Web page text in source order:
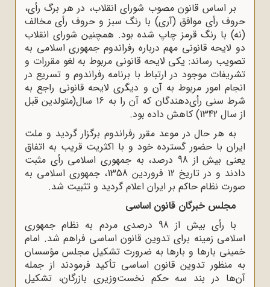
بر اساس قانون مصوب شوراى انقلاب، در هر برگ رأى،
حروف رأى موافق (آرى) با رنگ سبز و حروف رأى مخالف
(نه) با رنگ قرمز چاپ شده بود. همچنین شوراى انقلاب
دو لایحه‌ قانونى مهم درباره‌ رفراندوم جمهورى اسلامى به
تصویب رساند: یکی لایحه‌ قانونى مربوط به لغو مقررات و
تشریفات موجود در ارتباط با برنامه‌ رفراندوم و تسریع در
انجام امور مربوط به آن و دیگری لایحه‌ قانونى راجع به
شرط سنى رأی‌دهندگان که آن را به 16 سال(متولدین قبل
از سال 1342) کاهش داده بود.
به هر حال در موعد مقرر رفراندوم برگزار گردید و ملت
ایران با حضور گسترده‌ خود و با اکثریت قریب به اتفاق
یعنى بیش از 98 درصد، به جمهورى اسلامى رأى مثبت
دادند و در تاریخ 12 فروردین 1358، جمهورى اسلامى به
صورت نظام حاکم بر ایران اعلام گردید و تثبیت شد.
مجلس خبرگان قانون اساسی
با رأی بیش از 98 درصدی مردم به نظام جمهوری
اسلامی زمینه برای تدوین قانون اساسی فراهم شد. امام
خمینی بارها و بارها به ضرورت تشکیل مجلس مؤسسان
به منظور تدوین قانون اساسی تأکید فرمودند از جمله
آن‌ها در بند سه حکم نخست‌وزیرى بازرگان، تشکیل